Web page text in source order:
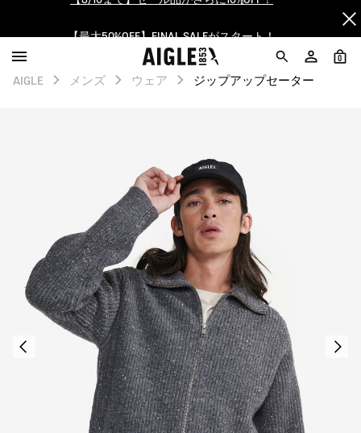
ログイン/会員登録で送料＆返品無料
【最大50%OFF】FINAL SALEがスタート！
ログイン/会員登録で送料＆返品無料
AIGLE CLUB ポイントサービス終了のお知らせ
0
AIGLE メンズ ウェア ジップアップセーター